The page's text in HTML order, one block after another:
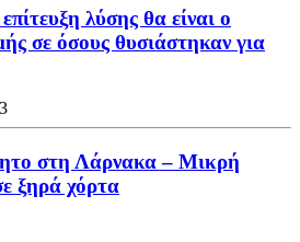
λύσης θα είναι ο
σε όσους θυσιάστηκαν για
στη Λάρνακα – Μικρή
ξηρά χόρτα